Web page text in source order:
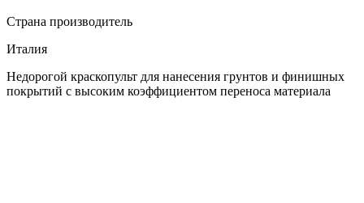
Страна производитель
Италия
Недорогой краскопульт для нанесения грунтов и финишных
покрытий с высоким коэффициентом переноса материала